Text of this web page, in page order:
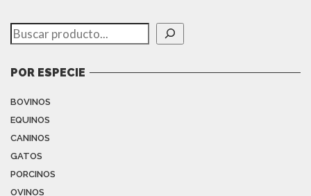
Buscar
POR ESPECIE
BOVINOS
EQUINOS
CANINOS
GATOS
PORCINOS
OVINOS